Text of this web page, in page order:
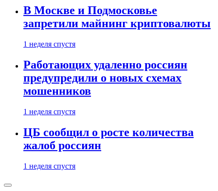
В Москве и Подмосковье
запретили майнинг криптовалюты
1 неделя спустя
Работающих удаленно россиян
предупредили о новых схемах
мошенников
1 неделя спустя
ЦБ сообщил о росте количества
жалоб россиян
1 неделя спустя